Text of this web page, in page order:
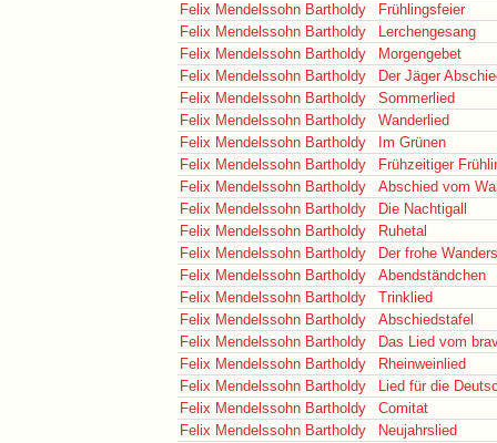
Felix Mendelssohn Bartholdy
Frühlingsfeier
Felix Mendelssohn Bartholdy
Lerchengesang
Felix Mendelssohn Bartholdy
Morgengebet
Felix Mendelssohn Bartholdy
Der Jäger
Felix Mendelssohn Bartholdy
Sommerlied
Felix Mendelssohn Bartholdy
Wanderlied
Felix Mendelssohn Bartholdy
Im Grünen
Felix Mendelssohn Bartholdy
Frühzeitiger
Felix Mendelssohn Bartholdy
Abschied vom
Felix Mendelssohn Bartholdy
Die Nachtigall
Felix Mendelssohn Bartholdy
Ruhetal
Felix Mendelssohn Bartholdy
Der frohe
Felix Mendelssohn Bartholdy
Abendständchen
Felix Mendelssohn Bartholdy
Trinklied
Felix Mendelssohn Bartholdy
Abschiedstafel
Felix Mendelssohn Bartholdy
Das Lied vom
Felix Mendelssohn Bartholdy
Rheinweinlied
Felix Mendelssohn Bartholdy
Lied für die
Felix Mendelssohn Bartholdy
Comitat
Felix Mendelssohn Bartholdy
Neujahrslied